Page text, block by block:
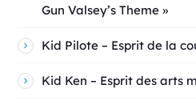
Gun Valsey’s Theme »
Kid Pilote – Esprit de la
Kid Ken – Esprit des arts